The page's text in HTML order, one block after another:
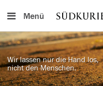
Menü
Wir lassen nur die Hand los,
nicht den Menschen.